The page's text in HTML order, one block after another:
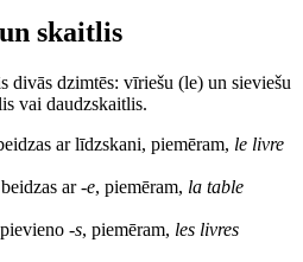
skaitlis
divās dzimtēs: vīriešu (le) un sieviešu
vai daudzskaitlis.
ar līdzskani, piemēram, le livre
ar-e, piemēram, la table
-s, piemēram, les livres